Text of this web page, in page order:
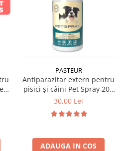
PASTEUR
Antiparazitar extern pentru
pisici și câini Pet Spray 200
ml
30,00 Lei
ADAUGA IN COS